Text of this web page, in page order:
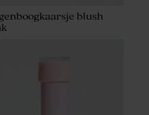
blush